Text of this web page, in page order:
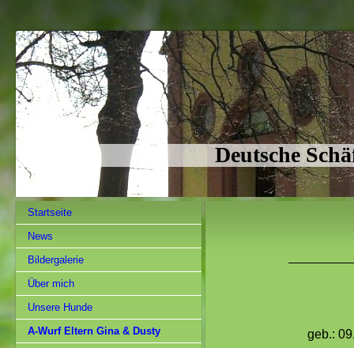
Deutsche
Startseite
News
Bildergalerie
Über mich
Unsere Hunde
A-Wurf Eltern Gina & Dusty
geb.: